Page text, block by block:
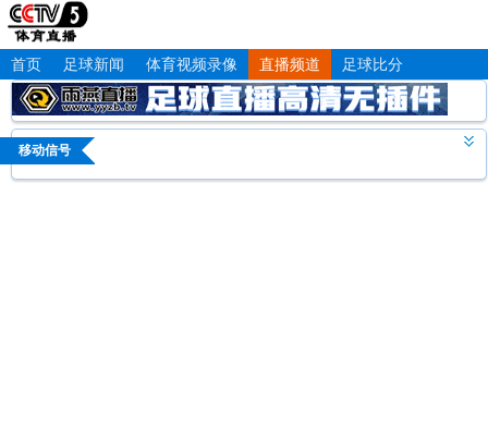
首页 足球新闻 体育视频录像 直播频道 足球比分
移动信号